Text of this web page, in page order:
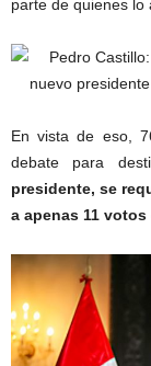
parte de quienes lo
En vista de eso,
debate para
presidente, se
a apenas 11